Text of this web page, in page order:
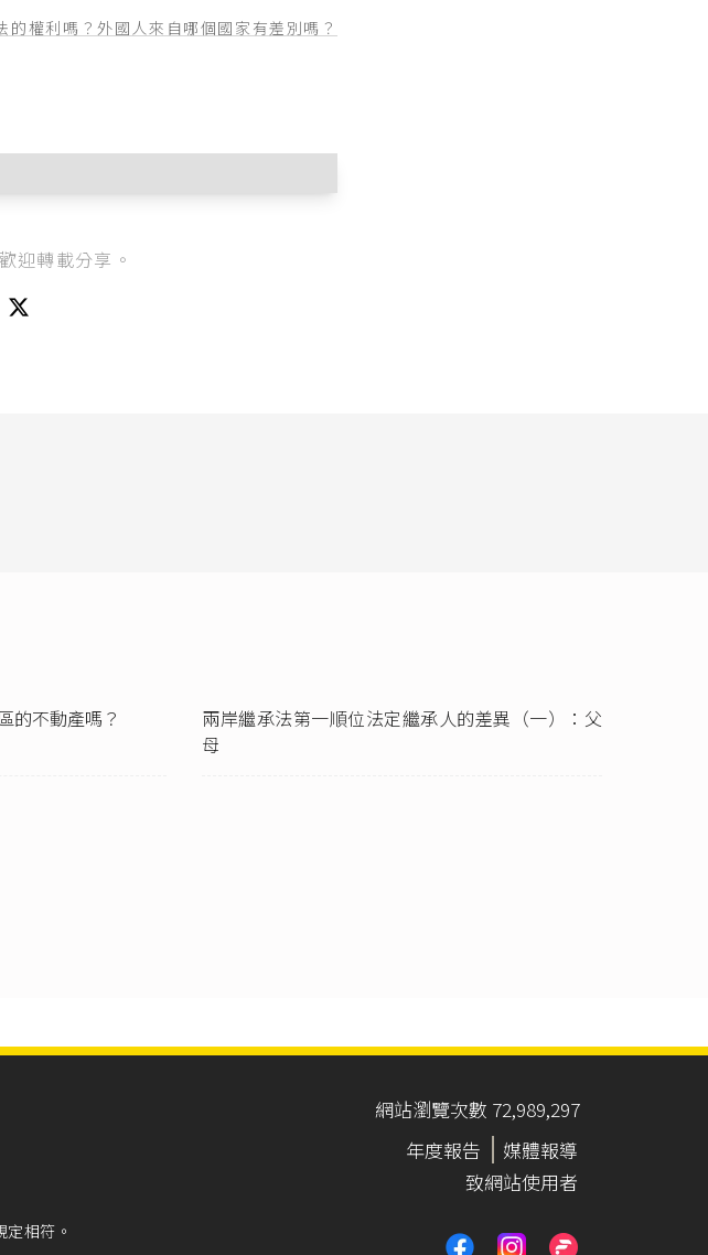
權利嗎？外國人來自哪個國家有差別嗎？
本常識認定標準
陸地區人民進入臺灣地區許可辦法
法、
迎轉載分享。
的不動產嗎？
兩岸繼承法第一順位法定繼承人的差異（一）：父
母
相符。
網站瀏覽次數 72,989,297
年度報告
媒體報導
致網站使用者